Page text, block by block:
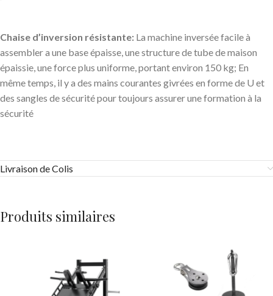
Chaise d’inversion résistante: La machine inversée facile à
assembler a une base épaisse, une structure de tube de maison
épaissie, une force plus uniforme, portant environ 150 kg; En
même temps, il y a des mains courantes givrées en forme de U et
des sangles de sécurité pour toujours assurer une formation à la
sécurité
Livraison de Colis
Produits similaires